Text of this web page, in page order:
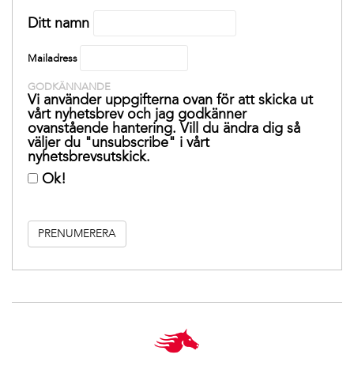
Ditt namn
Mailadress
GODKÄNNANDE
Vi använder uppgifterna ovan för att skicka ut
vårt nyhetsbrev och jag godkänner
ovanstående hantering. Vill du ändra dig så
väljer du "unsubscribe" i vårt
nyhetsbrevsutskick.
Ok!